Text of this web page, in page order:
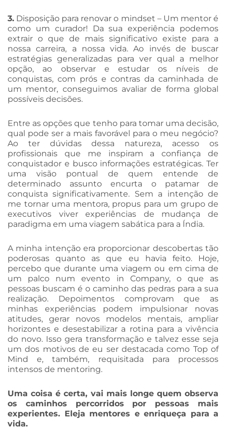
3. Disposição para renovar o mindset – Um mentor é
como um curador! Da sua experiência podemos
extrair o que de mais significativo existe para a
nossa carreira, a nossa vida. Ao invés de buscar
estratégias generalizadas para ver qual a melhor
opção, ao observar e estudar os níveis de
conquistas, com prós e contras da caminhada de
um mentor, conseguimos avaliar de forma global
possíveis decisões.
Entre as opções que tenho para tomar uma decisão,
qual pode ser a mais favorável para o meu negócio?
Ao ter dúvidas dessa natureza, acesso os
profissionais que me inspiram a confiança de
conquistador e busco informações estratégicas. Ter
uma visão pontual de quem entende de
determinado assunto encurta o patamar de
conquista significativamente. Sem a intenção de
me tornar uma mentora, propus para um grupo de
executivos viver experiências de mudança de
paradigma em uma viagem sabática para a Índia.
A minha intenção era proporcionar descobertas tão
poderosas quanto as que eu havia feito. Hoje,
percebo que durante uma viagem ou em cima de
um palco num evento in Company, o que as
pessoas buscam é o caminho das pedras para a sua
realização. Depoimentos comprovam que as
minhas experiências podem impulsionar novas
atitudes, gerar novos modelos mentais, ampliar
horizontes e desestabilizar a rotina para a vivência
do novo. Isso gera transformação e talvez esse seja
um dos motivos de eu ser destacada como Top of
Mind e, também, requisitada para processos
intensos de mentoring.
Uma coisa é certa, vai mais longe quem observa
os caminhos percorridos por pessoas mais
experientes. Eleja mentores e enriqueça para a
vida.